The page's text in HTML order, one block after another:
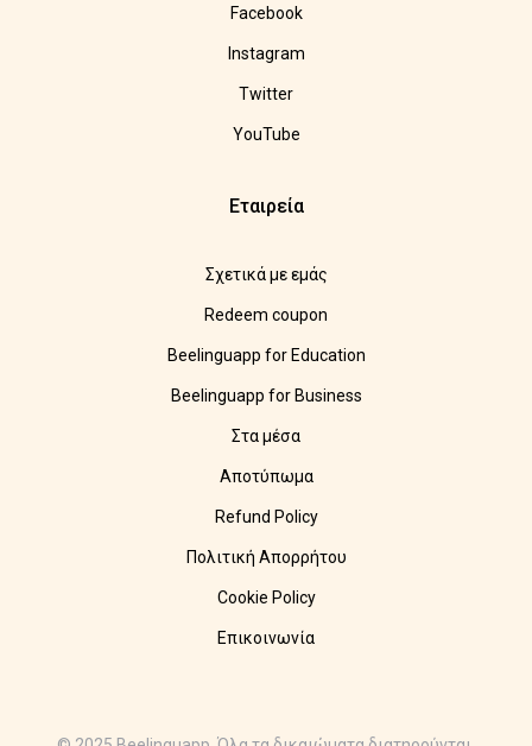
Facebook
Instagram
Twitter
YouTube
Εταιρεία
Σχετικά με εμάς
Redeem coupon
Beelinguapp for Education
Beelinguapp for Business
Στα μέσα
Αποτύπωμα
Refund Policy
Πολιτική Απορρήτου
Cookie Policy
Επικοινωνία